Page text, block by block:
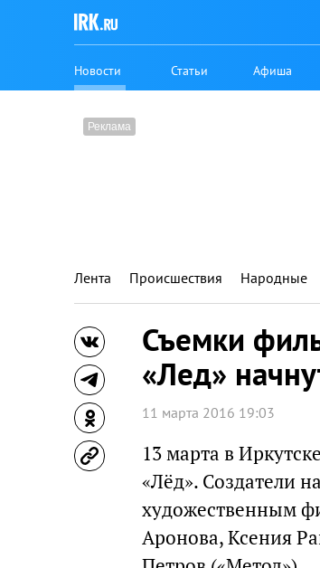
Новости Статьи Афиша
Лента Происшествия Народные
Съемки
«Лед»
11 марта 2016 19:03
13 марта в
«Лёд». Создатели
художественным
Аронова, Ксения